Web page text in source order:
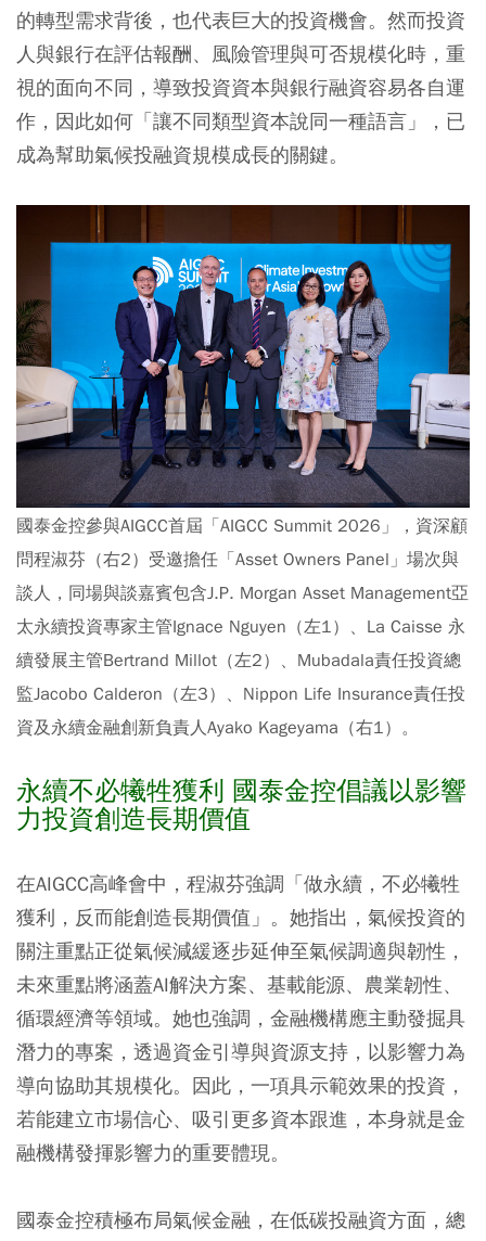
的轉型需求背後，也代表巨大的投資機會。然而投資
人與銀行在評估報酬、風險管理與可否規模化時，重
視的面向不同，導致投資資本與銀行融資容易各自運
作，因此如何「讓不同類型資本說同一種語言」，已
成為幫助氣候投融資規模成長的關鍵。
國泰金控參與AIGCC首屆「AIGCC Summit 2026」，資深顧
問程淑芬（右2）受邀擔任「Asset Owners Panel」場次與
談人，同場與談嘉賓包含J.P. Morgan Asset Management亞
太永續投資專家主管Ignace Nguyen（左1）、La Caisse 永
續發展主管Bertrand Millot（左2）、Mubadala責任投資總
監Jacobo Calderon（左3）、Nippon Life Insurance責任投
資及永續金融創新負責人Ayako Kageyama（右1）。
永續不必犧牲獲利 國泰金控倡議以影響
力投資創造長期價值
在AIGCC高峰會中，程淑芬強調「做永續，不必犧牲
獲利，反而能創造長期價值」。她指出，氣候投資的
關注重點正從氣候減緩逐步延伸至氣候調適與韌性，
未來重點將涵蓋AI解決方案、基載能源、農業韌性、
循環經濟等領域。她也強調，金融機構應主動發掘具
潛力的專案，透過資金引導與資源支持，以影響力為
導向協助其規模化。因此，一項具示範效果的投資，
若能建立市場信心、吸引更多資本跟進，本身就是金
融機構發揮影響力的重要體現。
國泰金控積極布局氣候金融，在低碳投融資方面，總